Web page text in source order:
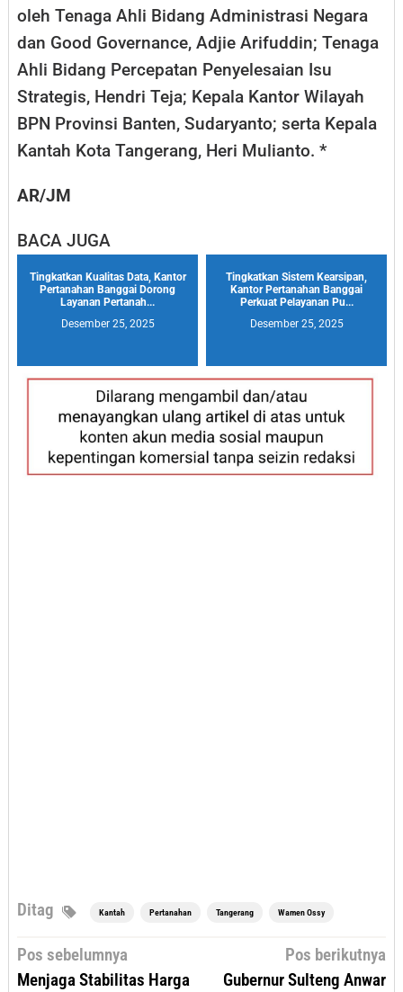
oleh Tenaga Ahli Bidang Administrasi Negara
dan Good Governance, Adjie Arifuddin; Tenaga
Ahli Bidang Percepatan Penyelesaian Isu
Strategis, Hendri Teja; Kepala Kantor Wilayah
BPN Provinsi Banten, Sudaryanto; serta Kepala
Kantah Kota Tangerang, Heri Mulianto. *
AR/JM
BACA JUGA
Tingkatkan Kualitas Data, Kantor
Pertanahan Banggai Dorong
Layanan Pertanah...
Desember 25, 2025
Tingkatkan Sistem Kearsipan,
Kantor Pertanahan Banggai
Perkuat Pelayanan Pu...
Desember 25, 2025
Ditag Kantah Pertanahan Tangerang Wamen Ossy
Navigasi
Pos sebelumnya
Menjaga Stabilitas Harga
Pos berikutnya
Gubernur Sulteng Anwar